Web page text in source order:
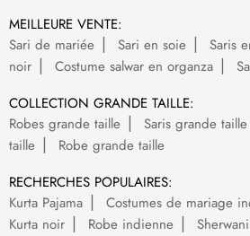
MEILLEURE VENTE:
Sari de mariée
Sari en soie Saris
noir
Costume salwar en organza
COLLECTION GRANDE TAILLE:
Robes grande taille
Saris grande taille
taille
Robe grande taille
RECHERCHES POPULAIRES:
Kurta Pajama
Costumes de mariage
Kurta noir
Robe indienne